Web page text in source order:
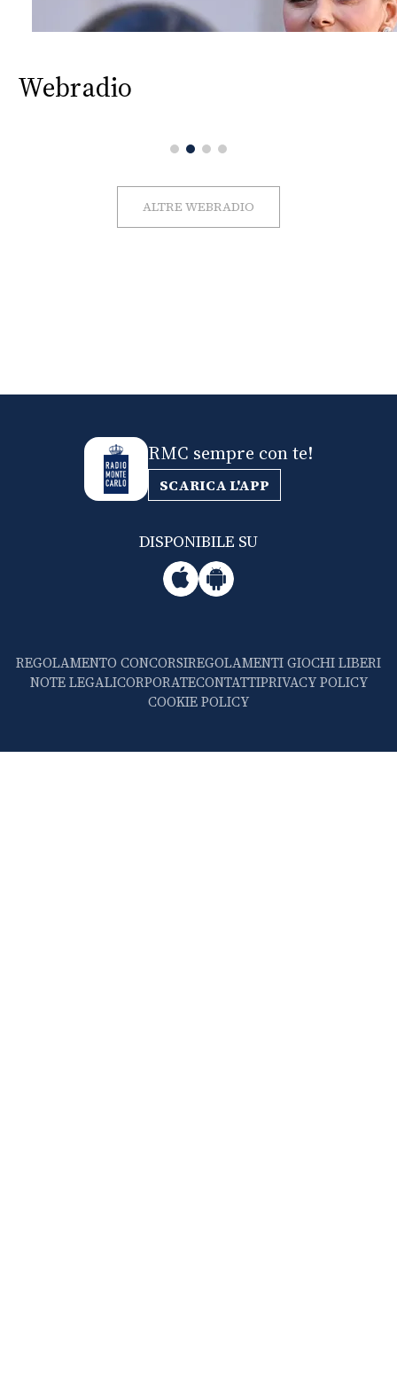
Webradio
ALTRE WEBRADIO
RMC sempre con te!
SCARICA L'APP
DISPONIBILE SU
REGOLAMENTO CONCORSIREGOLAMENTI GIOCHI LIBERI
NOTE LEGALICORPORATECONTATTIPRIVACY POLICY
COOKIE POLICY